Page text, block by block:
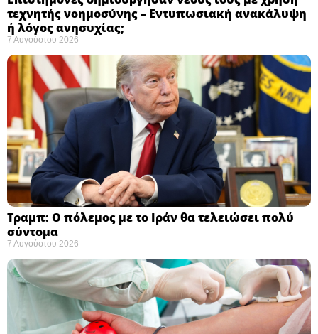
τεχνητής νοημοσύνης – Εντυπωσιακή ανακάλυψη
ή λόγος ανησυχίας; ​
7 Αυγούστου 2026
Τραμπ: Ο πόλεμος με το Ιράν θα τελειώσει πολύ
σύντομα ​
7 Αυγούστου 2026